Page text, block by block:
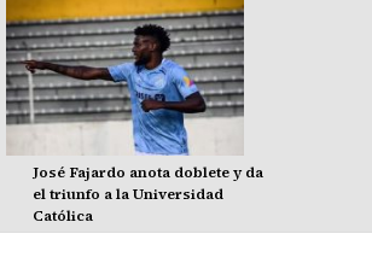
José Fajardo anota doblete y da
el triunfo a la Universidad
Católica